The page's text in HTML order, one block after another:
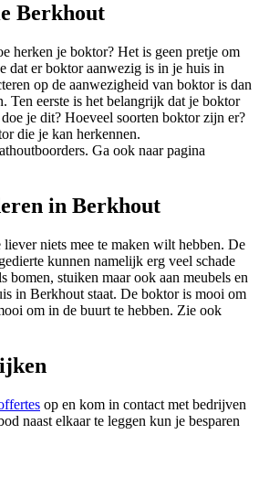
Berkhout
herken je boktor? Het is geen pretje om
dat er boktor aanwezig is in je huis in
op de aanwezigheid van boktor is dan
Ten eerste is het belangrijk dat je boktor
je dit? Hoeveel soorten boktor zijn er?
die je kan herkennen.
Ga ook naar pagina
in Berkhout
niets mee te maken wilt hebben. De
kunnen namelijk erg veel schade
bomen, stuiken maar ook aan meubels en
in Berkhout staat. De boktor is mooi om
om in de buurt te hebben. Zie ook
op en kom in contact met bedrijven
naast elkaar te leggen kun je besparen